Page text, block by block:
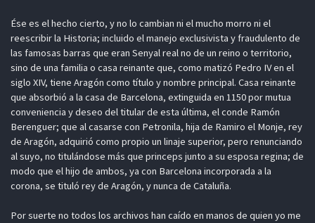
Ése es el hecho cierto, y no lo cambian ni el mucho morro ni el
reescribir la Historia; incluido el manejo exclusivista y fraudulento de
las famosas barras que eran Senyal real no de un reino o territorio,
sino de una familia o casa reinante que, como matizó Pedro IV en el
siglo XIV, tiene Aragón como título y nombre principal. Casa reinante
que absorbió a la casa de Barcelona, extinguida en 1150 por mutua
conveniencia y deseo del titular de esta última, el conde Ramón
Berenguer; que al casarse con Petronila, hija de Ramiro el Monje, rey
de Aragón, adquirió como propio un linaje superior, pero renunciando
al suyo, no titulándose más que princeps junto a su esposa regina; de
modo que el hijo de ambos, ya con Barcelona incorporada a la
corona, se tituló rey de Aragón, y nunca de Cataluña.
Por suerte no todos los archivos han caído en manos de quien yo me